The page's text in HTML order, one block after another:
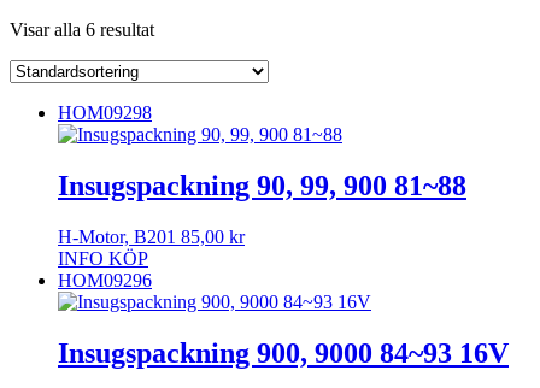
Visar alla 6 resultat
HOM09298
Insugspackning 90, 99, 900 81~88
H-Motor, B201 85,00 kr
INFO KÖP
HOM09296
Insugspackning 900, 9000 84~93 16V